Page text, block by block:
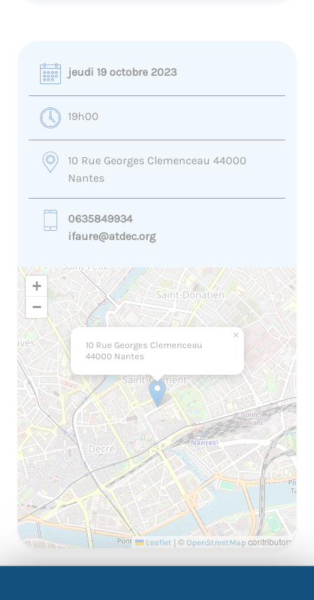
jeudi 19 octobre 2023
19h00
10 Rue Georges Clemenceau 44000
Nantes
0635849934
ifaure@atdec.org
10 Rue Georges Clemenceau
44000 Nantes
×
+
−
Leaflet | © OpenStreetMap contributors